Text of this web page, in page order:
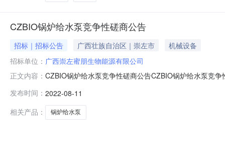
CZBIO锅炉给水泵竞争性磋商公告
招标｜招标公告 广西壮族自治区｜崇左市
机械设备
招标单位： 广西崇左蜜朋生物能源有限公司
正文内容： CZBIO锅炉给水泵竞争性磋商公告CZBIO锅炉给水泵竞
下：一、采购范围及要求1.1采购货物名称、规格型号、
务等要求：详见
发布时间： 2022-08-11
相关产品：
锅炉给水泵